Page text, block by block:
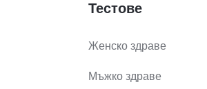
Тестове
Женско здраве
Мъжко здраве